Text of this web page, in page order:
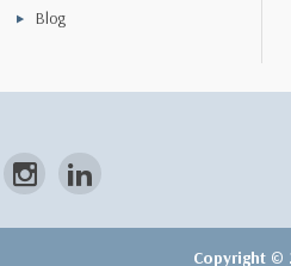
Blog
Copyright ©